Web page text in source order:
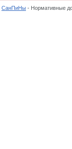
СанПиНы - Нормативные